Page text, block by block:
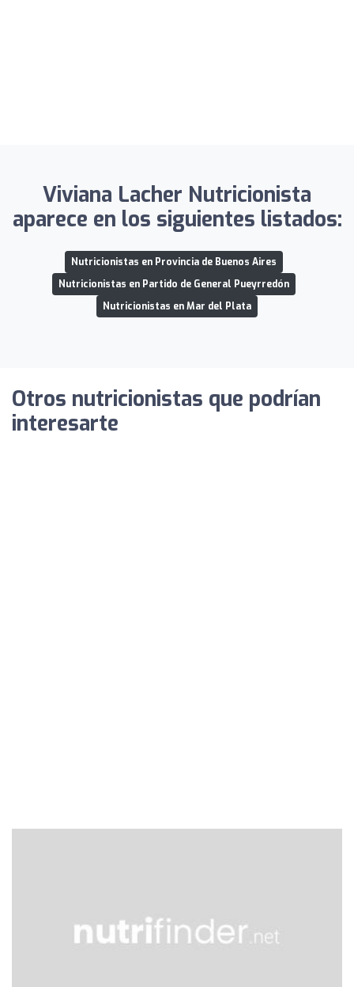
Viviana Lacher Nutricionista
aparece en los siguientes listados:
Nutricionistas en Provincia de Buenos Aires
Nutricionistas en Partido de General Pueyrredón
Nutricionistas en Mar del Plata
Otros nutricionistas que podrían
interesarte